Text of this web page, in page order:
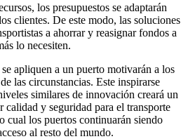
los presupuestos se adaptarán
clientes. De este modo, las soluciones
a ahorrar y reasignar fondos a
lo necesiten.
apliquen a un puerto motivarán a los
las circunstancias. Este inspirarse
similares de innovación creará un
calidad y seguridad para el transporte
cual los puertos continuarán siendo
al resto del mundo.